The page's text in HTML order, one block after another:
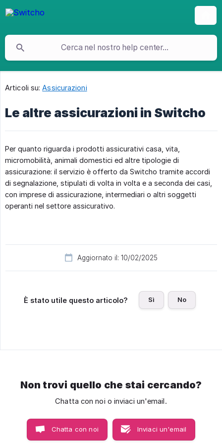
Articoli su: Assicurazioni
Le altre assicurazioni in Switcho
Per quanto riguarda i prodotti assicurativi casa, vita,
micromobilità, animali domestici ed altre tipologie di
assicurazione: il servizio è offerto da Switcho tramite accordi
di segnalazione, stipulati di volta in volta e a seconda dei casi,
con imprese di assicurazione, intermediari o altri soggetti
operanti nel settore assicurativo.
Aggiornato il: 10/02/2025
È stato utile questo articolo? Sì No
Non trovi quello che stai cercando?
Chatta con noi o inviaci un'email.
Chatta con noi Inviaci un'email